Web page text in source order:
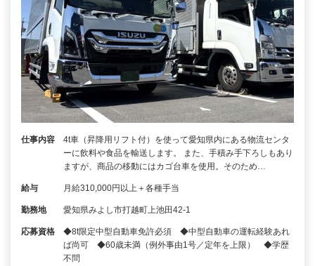
仕事内容
4t車（昇降用リフト付）を使って愛知県内にある物流センタ
ーに飲料や食品を輸送します。 また、手積み手下ろしもあり
ますが、商品の移動にはカゴ台車を使用。そのため…
給与 月給310,000円以上＋各種手当
勤務地 愛知県みよし市打越町上池田42-1
応募資格
◆8t限定中型自動車免許必須 ◆中型自動車の運転経験あれ
ば尚可 ◆60歳未満（例外事由1号／定年を上限） ◆学歴
不問